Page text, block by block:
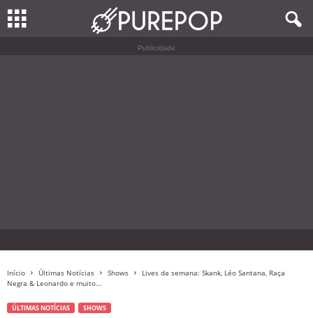
Publicidade
Início Últimas Notícias Shows
Lives da semana: Skank, Léo Santana, Raça
Negra & Leonardo e muito...
ÚLTIMAS NOTÍCIAS SHOWS